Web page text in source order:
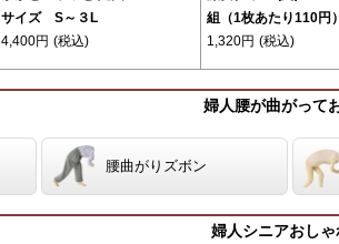
サイズ S～３L
4,400円 (税込)
組（1枚あたり110円）
1,320円 (税込)
婦人腰が曲がって
腰曲がりズボン
婦人シニアおし